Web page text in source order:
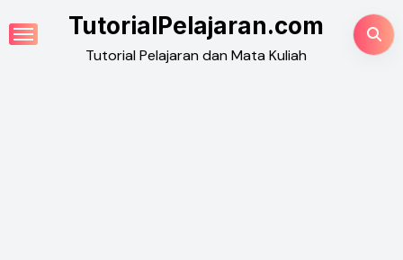
to
TutorialPelajaran.com
Tutorial Pelajaran dan Mata Kuliah